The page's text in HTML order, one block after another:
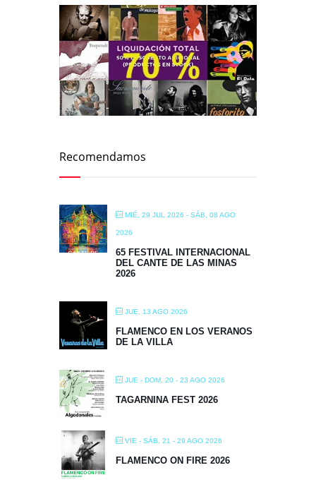
Recomendamos
MIÉ, 29 JUL 2026 - SÁB, 08 AGO
2026
65 FESTIVAL INTERNACIONAL
DEL CANTE DE LAS MINAS
2026
JUE, 13 AGO 2026
FLAMENCO EN LOS VERANOS
DE LA VILLA
JUE - DOM, 20 - 23 AGO 2026
TAGARNINA FEST 2026
VIE - SÁB, 21 - 29 AGO 2026
FLAMENCO ON FIRE 2026